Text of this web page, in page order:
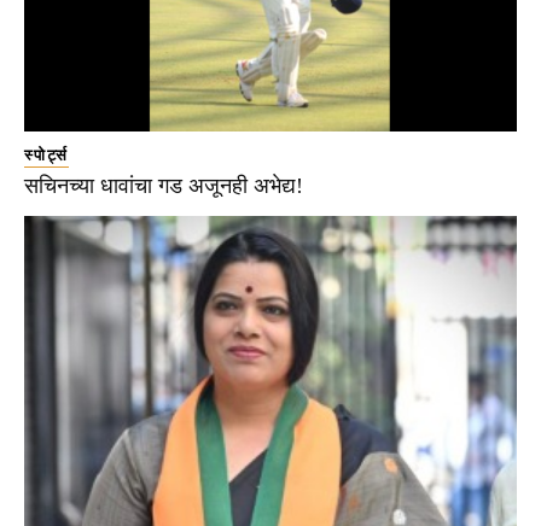
स्पोर्ट्स
सचिनच्या धावांचा गड अजूनही अभेद्य!